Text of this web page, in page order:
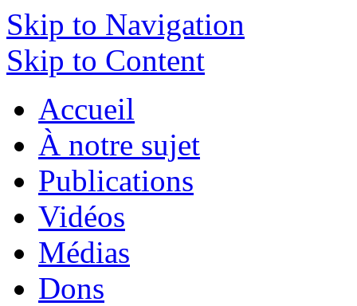
Skip to Navigation
Skip to Content
Accueil
À notre sujet
Publications
Vidéos
Médias
Dons